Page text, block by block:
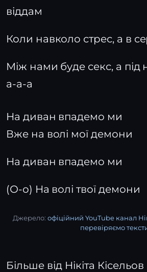
віддам
Коли навколо стрес, а в
Між нами буде секс, а
а-а-а
На диван впадемо ми
Вже на волі мої демони
На диван впадемо ми
(О-о) На волі твої демони
Джерело: офіційний YouTube канал
перевіряємо
Більше від Нікіта Кісельов